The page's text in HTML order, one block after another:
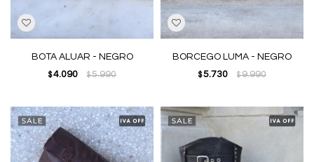
BOTA ALUAR - NEGRO
$ 4.090 $5.990
BORCEGO LUMA - NEGRO
$ 5.730 $9.990